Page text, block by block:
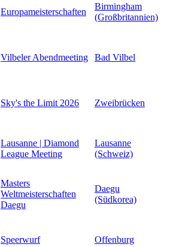
Europameisterschaften
Birmingham
(Großbritannien)
Vilbeler Abendmeeting Bad Vilbel
Sky's the Limit 2026 Zweibrücken
Lausanne | Diamond
League Meeting
Lausanne
(Schweiz)
Masters
Weltmeisterschaften
Daegu
Daegu
(Südkorea)
Speerwurf Offenburg